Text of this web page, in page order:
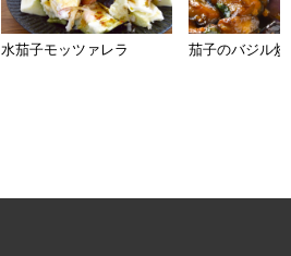
水茄子モッツァレラ 茄子のバジル炒